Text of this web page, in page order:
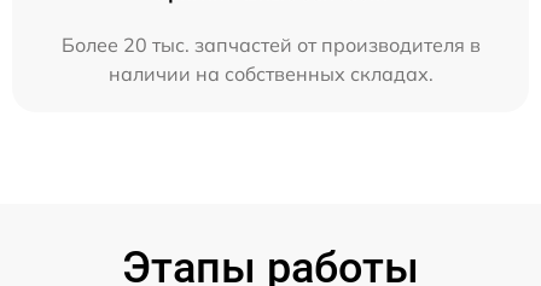
Более 20 тыс. запчастей от производителя в
наличии на собственных складах.
Этапы работы